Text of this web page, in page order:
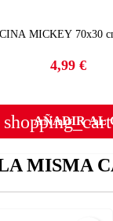
MICKEY 70x30
Precio
4,99 €
shopping_cart
AÑADIR AL
MISMA